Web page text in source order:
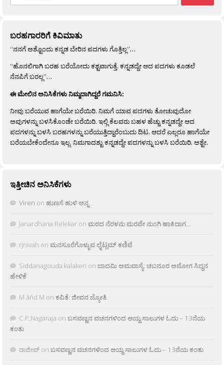
ಬರಹಗಾರರಿಗೆ ಕಿವಿಮಾತು
“ನನಗೆ ಅಶ್ಟೊಂದು ಕನ್ನಡ ಬೇರಿನ ಪದಗಳು ಗೊತ್ತಿಲ್ಲ”…
“ಹೊನಲಿಗಾಗಿ ಬರಹ ಬರೆಯೋದು ಕಶ್ಟವಾಗುತ್ತೆ. ಕನ್ನಡದ್ದೇ ಆದ ಪದಗಳು ಕೂಡಲೆ
ನೆನಪಿಗೆ ಬರಲ್ಲ”…
ಈ ಮೇಲಿನ ಅನಿಸಿಕೆಗಳು ನಿಮ್ಮದಾಗಿದ್ದರೆ ಗಮನಿಸಿ:
ನೀವು ಬರೆಯುವ ಹಾಗೆಯೇ ಬರೆಯಿರಿ. ನಿಮಗೆ ಯಾವ ಪದಗಳು ತೋಚುವುದೋ
ಅವುಗಳನ್ನು ಬಳಸಿಕೊಂಡೇ ಬರೆಯಿರಿ. ಇಲ್ಲಿ ಕೆಲವರು ಬಹಳ ಹೆಚ್ಚು ಕನ್ನಡದ್ದೇ ಆದ
ಪದಗಳನ್ನು ಬಳಸಿ ಬರಹಗಳನ್ನು ಬರೆಯುತ್ತಿದ್ದಾರೆಂಬುದು ದಿಟ. ಆದರೆ ಎಲ್ಲರೂ ಹಾಗೆಯೇ
ಬರೆಯಬೇಕೆಂದೇನೂ ಇಲ್ಲ. ನಿಮಗಾದಶ್ಟು ಕನ್ನಡದ್ದೇ ಪದಗಳನ್ನು ಬಳಸಿ ಬರೆಯಿರಿ, ಅಶ್ಟೇ.
ಇತ್ತೀಚಿನ ಅನಿಸಿಕೆಗಳು
Viren on ಹುಣಸೆ ಹುಳಿ ಅನ್ನ
Janardhana Relekar on ಮರದ ನೆರಳನು ಮರವೇ ನುಂಗಿ ಹಾಕಿದಾಗ…
rjnivah on ಮನಸೂರೆಗೊಳ್ಳುವ ಲೈಟ್ಲಮ್ ಕಣಿವೆ
Siddanagouda kalakeri on ಬಾದಮಿ ಅಮವಾಸ್ಯೆ: ಚಬನೂರ ಅಮೋಗ ಸಿದ್ದನ
ಹೇಳಿಕೆ
M âñd M on ಕವಿತೆ: ಜೀವನ ಜ್ಯೋತಿ
C.P.Nagaraja on ಬಸವಣ್ಣನ ವಚನಗಳಿಂದ ಆಯ್ದ ಸಾಲುಗಳ ಓದು – 13ನೆಯ
ಕಂತು
ರಾಜೀವ್ on ಬಸವಣ್ಣನ ವಚನಗಳಿಂದ ಆಯ್ದ ಸಾಲುಗಳ ಓದು – 13ನೆಯ ಕಂತು